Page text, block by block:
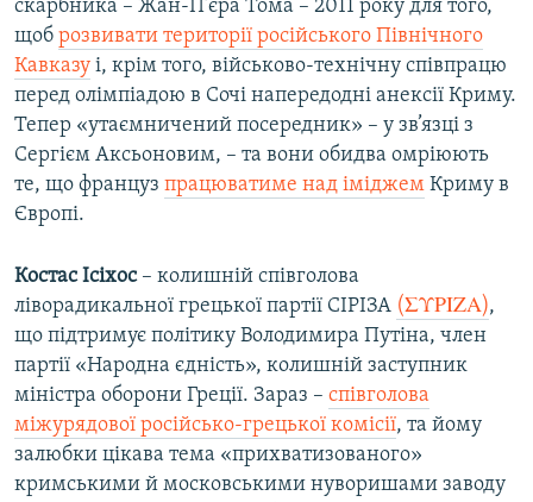
скарбника – Жан-П’єра Тома – 2011 року для того,
щоб розвивати території російського Північного
Кавказу і, крім того, військово-технічну співпрацю
перед олімпіадою в Сочі напередодні анексії Криму.
Тепер «утаємничений посередник» – у зв’язці з
Сергієм Аксьоновим, – та вони обидва омріюють
те, що француз працюватиме над іміджем Криму в
Європі.
Костас Ісіхос– колишній співголова
ліворадикальної грецької партії СІРІЗА (ΣΥΡΙΖΑ),
що підтримує політику Володимира Путіна, член
партії «Народна єдність», колишній заступник
міністра оборони Греції. Зараз – співголова
міжурядової російсько-грецької комісії, та йому
залюбки цікава тема «прихватизованого»
кримськими й московськими нуворишами заводу